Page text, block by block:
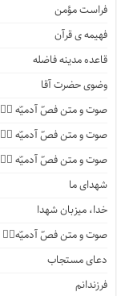
فراست مؤمن
فهیمه ی قرآن
قاعده مدینه فاضله
وضوی حضرت آقا
صوت و متن فصّ آدمیّه ۴️⃣
صوت و متن فصّ آدمیّه ۳️⃣
صوت و متن فصّ آدمیّه ۲️⃣
شهدای ما
خدا، میزبان شهدا
صوت و متن فصّ آدمیّه۱️⃣
دعای مستجاب
فرزندانم